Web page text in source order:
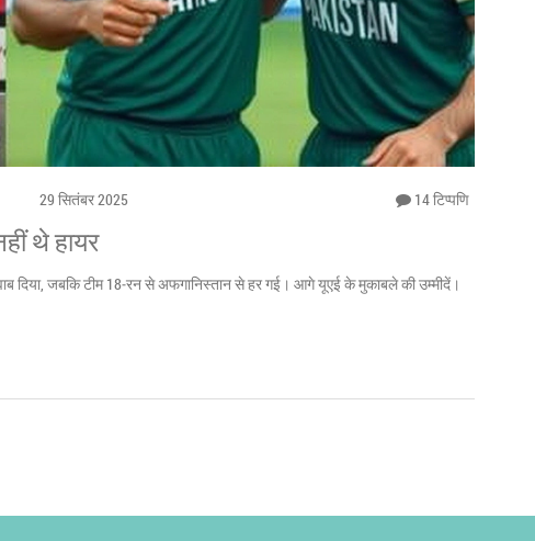
29 सितंबर 2025 14 टिप्पणि
थे हायर
दिया, जबकि टीम 18‑रन से अफगानिस्तान से हर गई। आगे यूएई के मुकाबले की उम्मीदें।